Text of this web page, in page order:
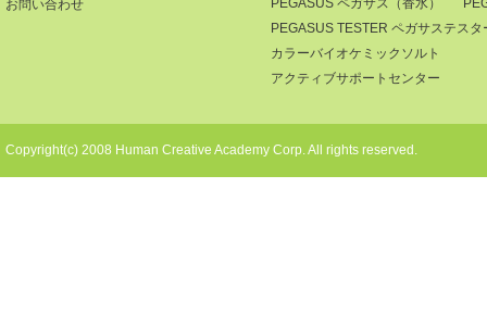
お問い合わせ PEGASUS ペガサス（香水）
PEGASUS TESTER ペガサステス
カラーバイオケミックソルト
アクティブサポートセンター
Copyright(c) 2008 Human Creative Academy Corp. All rights reserved.